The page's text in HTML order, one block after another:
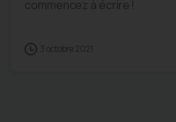
commencez à écrire !
3 octobre 2021